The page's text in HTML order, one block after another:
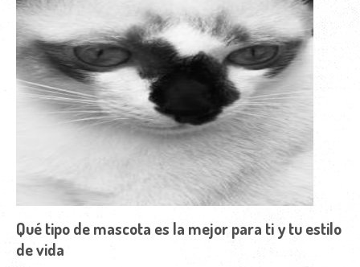
Qué tipo de mascota es la mejor para ti y tu estilo
de vida